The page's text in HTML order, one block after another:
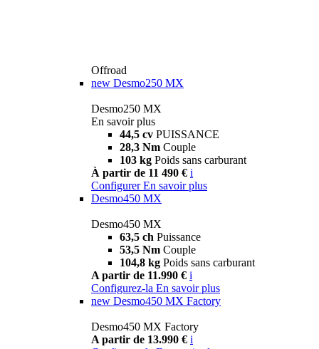
Offroad
new Desmo250 MX
Desmo250 MX
En savoir plus
44,5 cv PUISSANCE
28,3 Nm Couple
103 kg Poids sans carburant
À partir de 11 490 € i
Configurer En savoir plus
Desmo450 MX
Desmo450 MX
63,5 ch Puissance
53,5 Nm Couple
104,8 kg Poids sans carburant
A partir de 11.990 € i
Configurez-la En savoir plus
new Desmo450 MX Factory
Desmo450 MX Factory
A partir de 13.990 € i